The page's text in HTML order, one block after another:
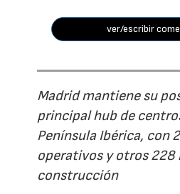
ver/escribir
Madrid mantiene su
principal hub de
Península Ibérica, con
operativos y otros 228
construcción